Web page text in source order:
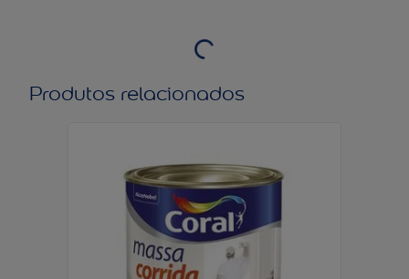
Produtos relacionados